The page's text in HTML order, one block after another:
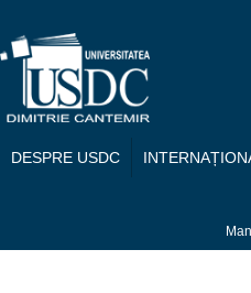
DESPRE USDC